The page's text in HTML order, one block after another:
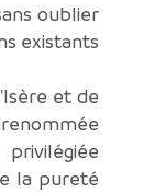
oublier
existants
et de
la pureté